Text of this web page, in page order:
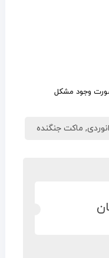
وجود مشکل
, ماکت جنگنده